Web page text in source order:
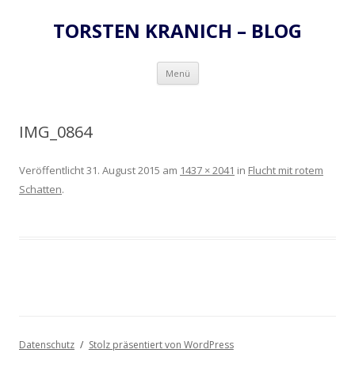
TORSTEN KRANICH – BLOG
Menü Zum
springen
IMG_0864
Veröffentlicht31. August 2015 am 1437 × 2041 in Flucht mit rotem
Schatten.
Datenschutz Stolz präsentiert von WordPress